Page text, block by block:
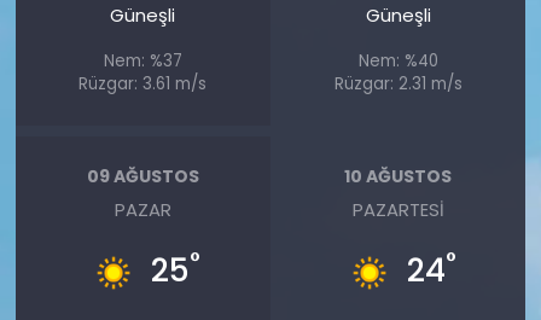
Güneşli
Nem: %37
Rüzgar: 3.61 m/s
Güneşli
Nem: %40
Rüzgar: 2.31 m/s
09 AĞUSTOS
PAZAR
25°
10 AĞUSTOS
PAZARTESI
24°